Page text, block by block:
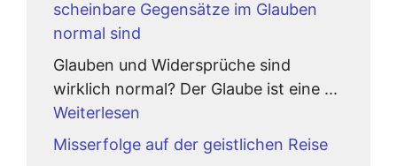
scheinbare Gegensätze im Glauben
normal sind
Glauben und Widersprüche sind
wirklich normal? Der Glaube ist eine ...
Weiterlesen
Misserfolge auf der geistlichen Reise